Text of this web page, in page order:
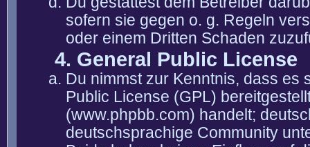
sofern sie gegen o. g. Regeln
oder einem Dritten Schaden
4. General Public License
Du nimmst zur Kenntnis, dass es
Public License (GPL)
(www.phpbb.com) handelt;
deutschsprachige Community